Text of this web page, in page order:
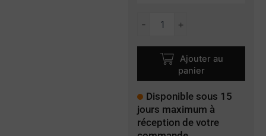
- +
Ajouter au
panier
Disponible sous 15
jours maximum à
réception de votre